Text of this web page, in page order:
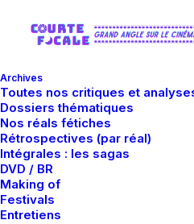
Archives
Toutes nos critiques et
Dossiers thématiques
Nos réals fétiches
Rétrospectives (par réal)
Intégrales : les sagas
DVD / BR
Making of
Festivals
Entretiens